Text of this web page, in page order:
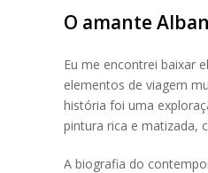
O amante
Eu me encontrei baixar
elementos de viagem
história foi uma
pintura rica e matizada,
A biografia do